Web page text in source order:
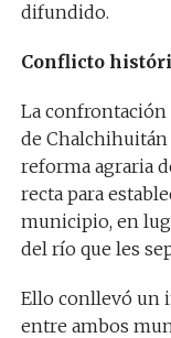
difundido.
Conflicto
La
de Chalchihuitán
reforma agraria
recta para
municipio, en
del río que les
Ello conllevó un
entre ambos